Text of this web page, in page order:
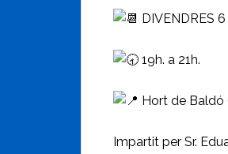
DIVENDRES
19h. a 21h.
Hort de
Impartit per Sr.